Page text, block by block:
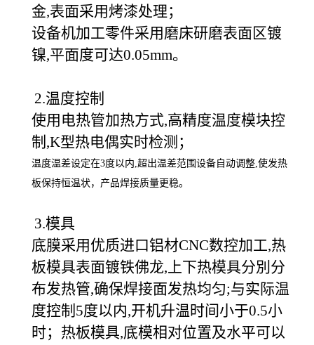
金,表面采用烤漆处理；
设备机加工零件采用磨床研磨表面区镀
镍,平面度可达0.05mm。
2.温度控制
使用电热管加热方式,高精度温度模块控
制,K型热电偶实时检测；
温度温差设定在3度以内,超出温差范围设备自动调整,使发热
板保持恒温状，产品焊接质量更稳。
3.模具
底膜采用优质进口铝材CNC数控加工,热
板模具表面镀铁佛龙,上下热模具分別分
布发热管,确保焊接面发热均匀;与实际温
度控制5度以内,开机升温时间小于0.5小
时；热板模具,底模相对位置及水平可以